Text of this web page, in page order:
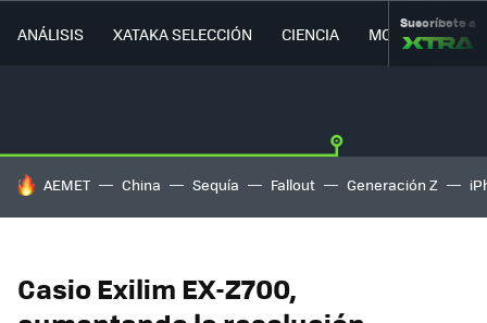
ANÁLISIS XATAKA SELECCIÓN CIENCIA MOVILIDAD
Suscríbete a
HOY SE HABLA DE
AEMET China Sequía Fallout Generación Z
Casio Exilim EX-Z700,